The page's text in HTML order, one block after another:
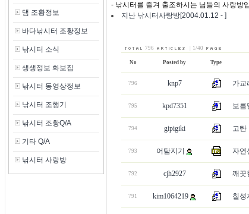
댐 조황정보
바다낚시터 조황정보
낚시터 소식
생생정보 화보집
낚시터 동영상정보
낚시터 조행기
낚시터 조황Q/A
기타 Q/A
낚시터 사랑방
- 낚시터를 즐겨 출조하시는 님들의 사랑방
지난 낚시터사랑방[2004.01.12 - ]
796 1/40
No Posted by Type
796 knp7 가교
795 kpd7351 보름
794 gipigiki 고탄
793 어탐지기 자연
792 cjh2927 깨끗
791 kim1064219 칠성